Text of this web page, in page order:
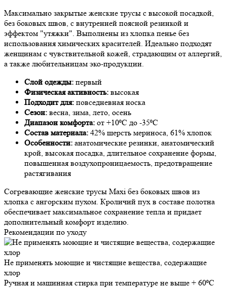
Максимально закрытые женские трусы с высокой посадкой,
без боковых швов, с внутренней поясной резинкой и
эффектом "утяжки". Выполнены из хлопка пенье без
использования химических красителей. Идеально подходят
женщинам с чувствительной кожей, страдающим от аллергий,
а также любительницам эко-продукции.
Слой одежды: первый
Физическая активность: высокая
Подходит для: повседневная носка
Сезон: весна, зима, лето, осень
Диапазон комфорта: от +10⁰С до -35⁰С
Состав материала: 42% шерсть мериноса, 61% хлопок
Особенности: анатомические резинки, анатомический
крой, высокая посадка, длительное сохранение формы,
повышенная воздухопроницаемость, предотвращение
растягивания
Согревающие женские трусы Maxi без боковых швов из
хлопка с ангорским пухом. Кроличий пух в составе полотна
обеспечивает максимальное сохранение тепла и придает
дополнительный комфорт изделию.
Рекомендации по уходу
Не применять моющие и чистящие вещества, содержащие
хлор
Ручная и машинная стирка при температуре не выше + 60⁰С